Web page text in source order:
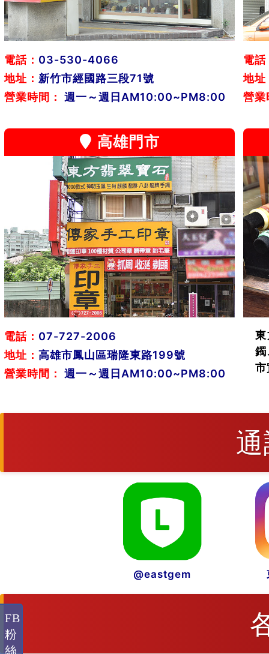
電話： 03-530-4066
地址： 新竹市經國路三段71號
營業時間：
週一～週日AM10:00~PM8:00
電話
地址
營業
高雄門市
電話： 07-727-2006
地址： 高雄市鳳山區瑞隆東路199號
營業時間：
週一～週日AM10:00~PM8:00
鐲
市
@eastgem
FB
粉
絲